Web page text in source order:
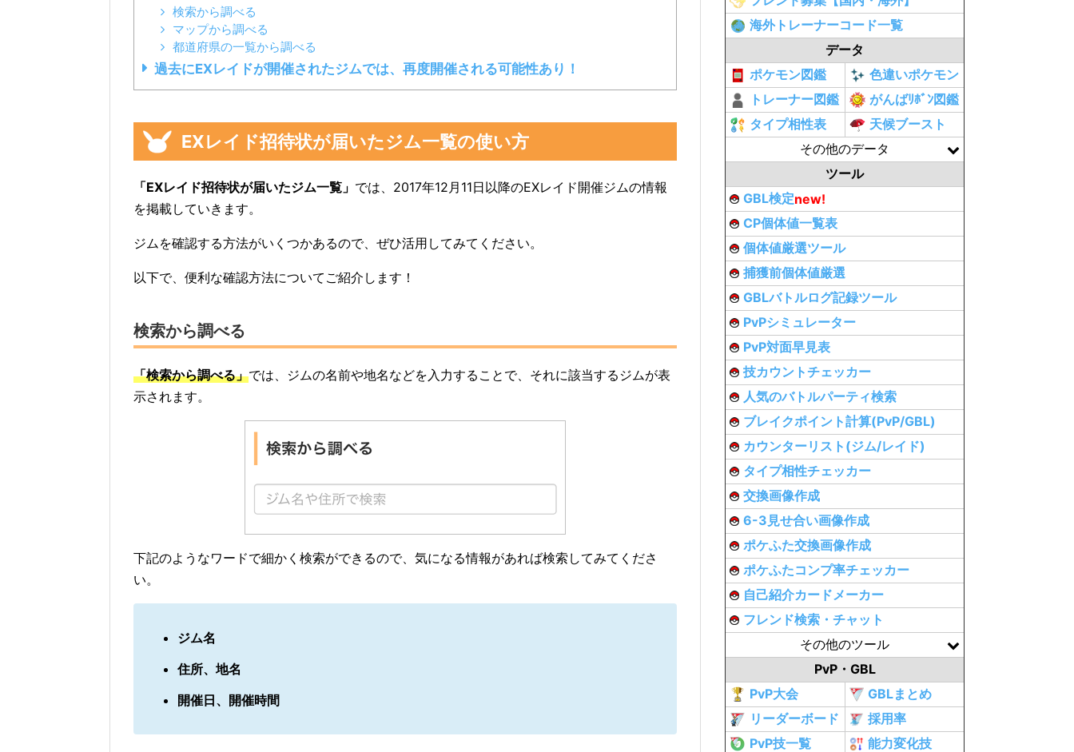
検索から調べる
マップから調べる
都道府県の一覧から調べる
過去にEXレイドが開催されたジムでは、再度開催される可能性あり！
EXレイド招待状が届いたジム一覧の使い方
「EXレイド招待状が届いたジム一覧」 では、2017年12月11日以降のEXレイド開催ジムの情報
を掲載していきます。
ジムを確認する方法がいくつかあるので、ぜひ活用してみてください。
以下で、便利な確認方法についてご紹介します！
検索から調べる
「検索から調べる」では、ジムの名前や地名などを入力することで、それに該当するジムが表
示されます。
下記のようなワードで細かく検索ができるので、気になる情報があれば検索してみてくださ
い。
ジム名
住所、地名
開催日、開催時間
海外トレーナーコード一覧
データ
ポケモン図鑑
色違いポケモン
トレーナー図鑑
がんばﾘﾎﾞﾝ図鑑
タイプ相性表
天候ブースト
その他のデータ
ツール
GBL検定new!
CP個体値一覧表
個体値厳選ツール
捕獲前個体値厳選
GBLバトルログ記録ツール
PvPシミュレーター
PvP対面早見表
技カウントチェッカー
人気のバトルパーティ検索
ブレイクポイント計算(PvP/GBL)
カウンターリスト(ジム/レイド)
タイプ相性チェッカー
交換画像作成
6-3見せ合い画像作成
ポケふた交換画像作成
ポケふたコンプ率チェッカー
自己紹介カードメーカー
フレンド検索・チャット
その他のツール
PvP・GBL
PvP大会
GBLまとめ
リーダーボード
採用率
PvP技一覧
能力変化技